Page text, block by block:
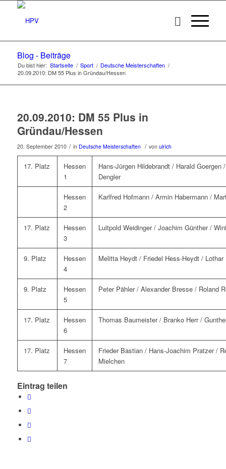
Blog - Beiträge
Du bist hier: Startseite / Sport / Deutsche Meisterschaften /
20.09.2010: DM 55 Plus in Gründau/Hessen
20.09.2010: DM 55 Plus in
Gründau/Hessen
20. September 2010 / in Deutsche Meisterschaften / von ulrich
17. Platz
Hessen
1
Hans-Jürgen Hildebrandt / Harald Goergen
Dengler
Hessen
2
Karlfred Hofmann / Armin Habermann /
17. Platz
Hessen
3
Luitpold Weidinger / Joachim Günther /
9. Platz
Hessen
4
Melitta Heydt / Friedel Hess-Heydt / Lothar
9. Platz
Hessen
5
Peter Pähler / Alexander Bresse / Roland
17. Platz
Hessen
6
Thomas Baumeister / Branko Herr /
17. Platz
Hessen
7
Frieder Bastian / Hans-Joachim Pratzer /
Mielchen
Eintrag teilen